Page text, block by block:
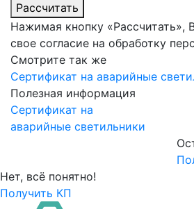
Рассчитать
Нажимая кнопку «Рассчитать»,
свое согласие на обработку
Смотрите так же
Сертификат на аварийные
Полезная информация
Сертификат на
аварийные светильники
Нет, всё понятно!
Получить КП